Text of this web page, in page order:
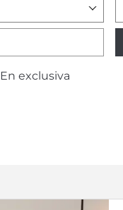
En exclusiva